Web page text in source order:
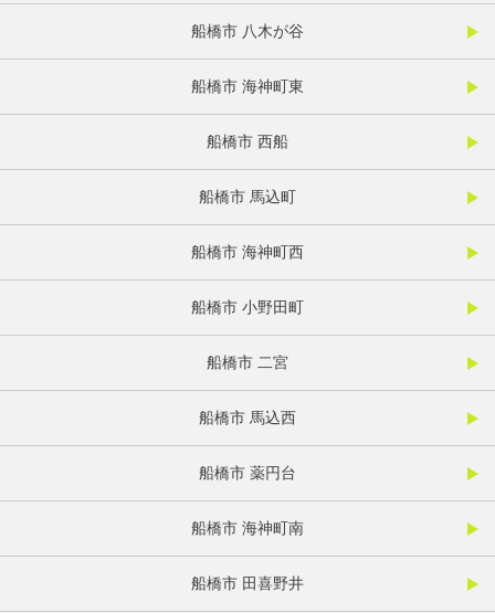
船橋市 八木が谷
船橋市 海神町東
船橋市 西船
船橋市 馬込町
船橋市 海神町西
船橋市 小野田町
船橋市 二宮
船橋市 馬込西
船橋市 薬円台
船橋市 海神町南
船橋市 田喜野井